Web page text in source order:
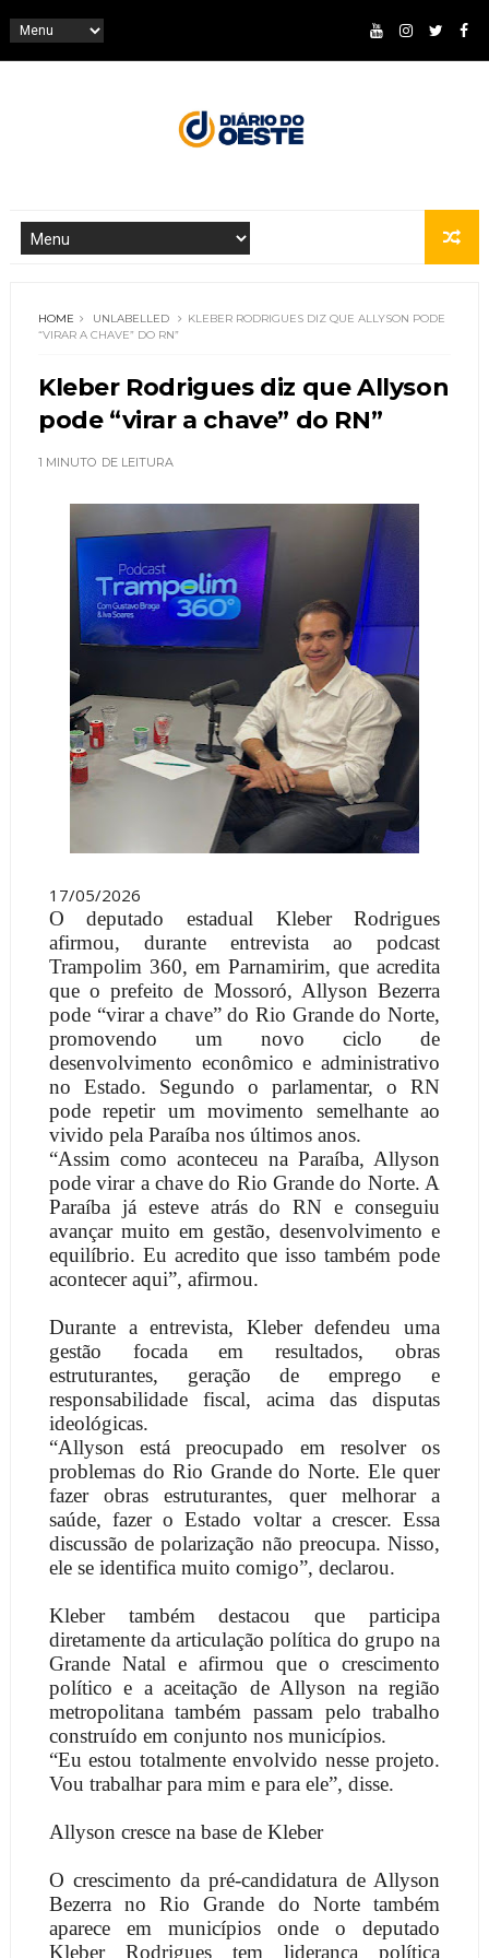
HOME UNLABELLED
KLEBER RODRIGUES DIZ QUE ALLYSON PODE
“VIRAR A CHAVE” DO RN”
Kleber Rodrigues diz que Allyson
pode “virar a chave” do RN”
1 MINUTO DE LEITURA
17/05/2026
O deputado estadual Kleber Rodrigues
afirmou, durante entrevista ao podcast
Trampolim 360, em Parnamirim, que acredita
que o prefeito de Mossoró, Allyson Bezerra
pode “virar a chave” do Rio Grande do Norte,
promovendo um novo ciclo de
desenvolvimento econômico e administrativo
no Estado. Segundo o parlamentar, o RN
pode repetir um movimento semelhante ao
vivido pela Paraíba nos últimos anos.
“Assim como aconteceu na Paraíba, Allyson
pode virar a chave do Rio Grande do Norte. A
Paraíba já esteve atrás do RN e conseguiu
avançar muito em gestão, desenvolvimento e
equilíbrio. Eu acredito que isso também pode
acontecer aqui”, afirmou.
Durante a entrevista, Kleber defendeu uma
gestão focada em resultados, obras
estruturantes, geração de emprego e
responsabilidade fiscal, acima das disputas
ideológicas.
“Allyson está preocupado em resolver os
problemas do Rio Grande do Norte. Ele quer
fazer obras estruturantes, quer melhorar a
saúde, fazer o Estado voltar a crescer. Essa
discussão de polarização não preocupa. Nisso,
ele se identifica muito comigo”, declarou.
Kleber também destacou que participa
diretamente da articulação política do grupo na
Grande Natal e afirmou que o crescimento
político e a aceitação de Allyson na região
metropolitana também passam pelo trabalho
construído em conjunto nos municípios.
“Eu estou totalmente envolvido nesse projeto.
Vou trabalhar para mim e para ele”, disse.
Allyson cresce na base de Kleber
O crescimento da pré-candidatura de Allyson
Bezerra no Rio Grande do Norte também
aparece em municípios onde o deputado
Kleber Rodrigues tem liderança política